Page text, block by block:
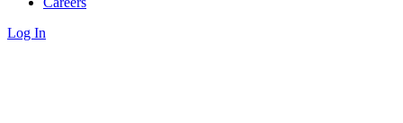
Log In